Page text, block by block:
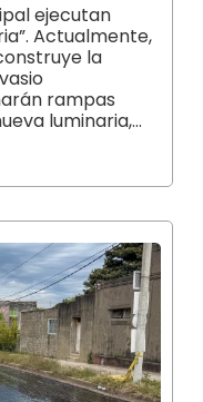
ejecutan
Actualmente,
la
rampas
luminaria,…